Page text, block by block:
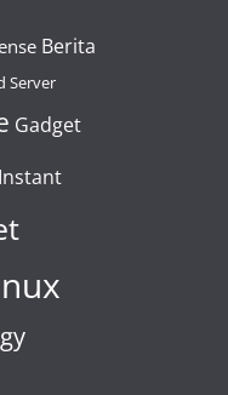
Berita
Server
Gadget
Instant